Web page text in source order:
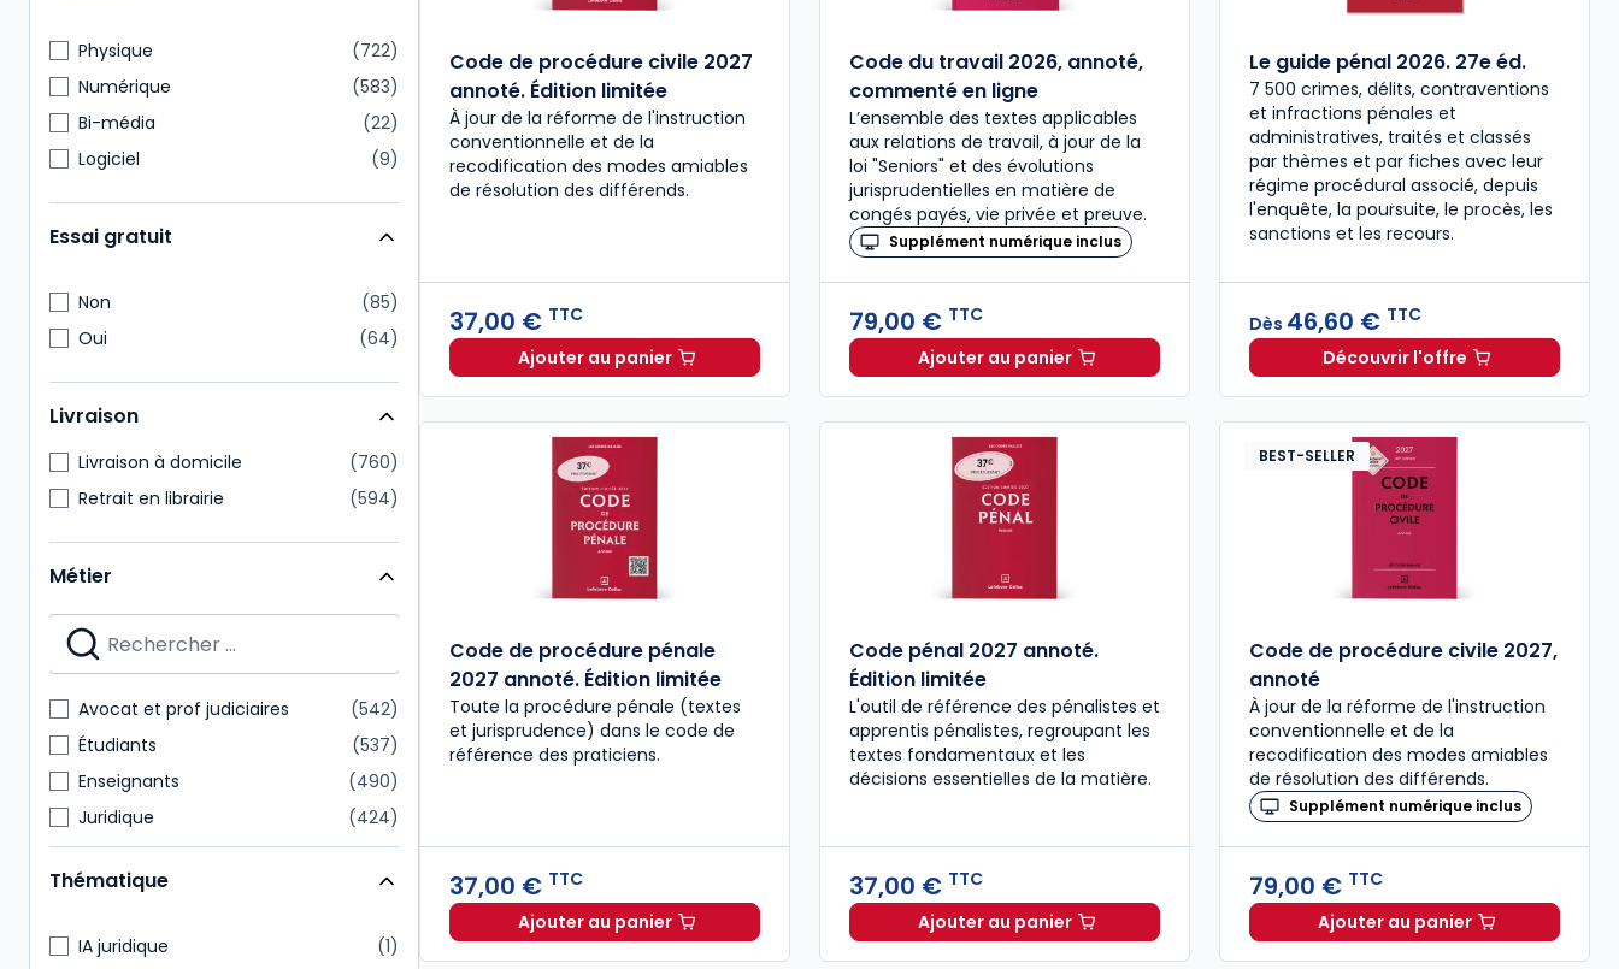
Physique
722
Numérique
583
Bi-média
22
Logiciel
9
Essai gratuit
Non
85
Oui
64
Livraison
Livraison à domicile
760
Retrait en librairie
594
Métier
Avocat et prof judiciaires
542
Étudiants
537
Enseignants
490
Juridique
424
Notaire
218
Expert-comptable
175
Commissaire aux comptes
151
Thématique
IA juridique 1
Code de procédure civile 2027
annoté. Édition limitée
À jour de la réforme de l'instruction
conventionnelle et de la
recodification des modes amiables
de résolution des différends.
37,00 € TTC
Ajouter au panierCode de procédure civile 2027 annoté. Édition limitée à 37,00 € TTC
Code du travail 2026, annoté,
commenté en ligne
L’ensemble des textes applicables
aux relations de travail, à jour de la
loi "Seniors" et des évolutions
jurisprudentielles en matière de
congés payés, vie privée et preuve.
Supplément numérique inclus
79,00 € TTC
Ajouter au panierCode du travail 2026, annoté, commenté en ligne à 79,00 € TTC
Le guide pénal 2026. 27e éd.
7 500 crimes, délits, contraventions
et infractions pénales et
administratives, traités et classés
par thèmes et par fiches avec leur
régime procédural associé, depuis
l'enquête, la poursuite, le procès, les
sanctions et les recours.
Dès 46,60 € TTC
Découvrir l'offreLe guide pénal 2026.
Code de procédure pénale
2027 annoté. Édition limitée
Toute la procédure pénale (textes
et jurisprudence) dans le code de
référence des praticiens.
37,00 € TTC
Ajouter au panierCode de procédure pénale 2027 annoté. Édition limitée à 37,00 € TTC
Code pénal 2027 annoté.
Édition limitée
L'outil de référence des pénalistes et
apprentis pénalistes, regroupant les
textes fondamentaux et les
décisions essentielles de la matière.
37,00 € TTC
Ajouter au panierCode pénal 2027 annoté. Édition limitée à 37,00 € TTC
BEST-SELLER
Code de procédure civile 2027,
annoté
À jour de la réforme de l'instruction
conventionnelle et de la
recodification des modes amiables
de résolution des différends.
Supplément numérique inclus
79,00 € TTC
Ajouter au panierCode de procédure